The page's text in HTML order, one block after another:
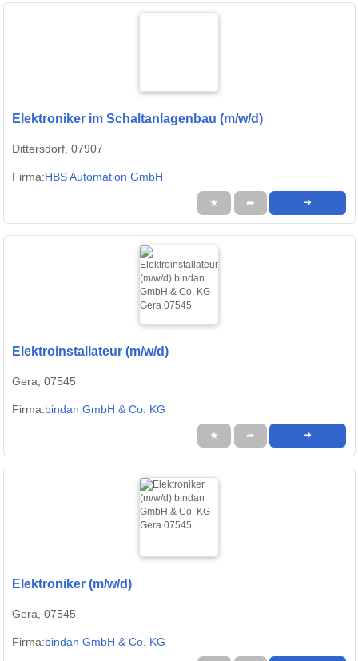
Elektroniker im Schaltanlagenbau (m/w/d)
Dittersdorf, 07907
Firma:HBS Automation GmbH
★ ➦ ➜
Elektroinstallateur (m/w/d)
Gera, 07545
Firma:bindan GmbH & Co. KG
★ ➦ ➜
Elektroniker (m/w/d)
Gera, 07545
Firma:bindan GmbH & Co. KG